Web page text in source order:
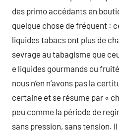
des primo accédants en
quelque chose de fréquent :
liquides tabacs ont plus de
sevrage au tabagisme que
e liquides gourmands ou
nous n’en n’avons pas la
certaine et se résume par «
peu comme la période de
sans pression, sans tension.